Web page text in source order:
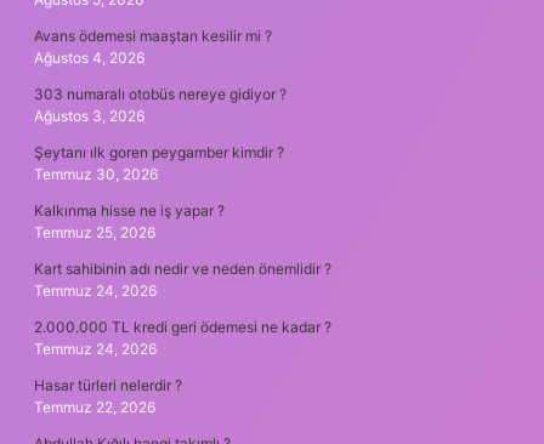
Avans ödemesi maaştan kesilir mi ?
Ağustos 4, 2026
303 numaralı otobüs nereye gidiyor ?
Ağustos 3, 2026
Şeytanı ılk goren peygamber kimdir ?
Temmuz 30, 2026
Kalkınma hisse ne iş yapar ?
Temmuz 25, 2026
Kart sahibinin adı nedir ve neden önemlidir ?
Temmuz 24, 2026
2.000.000 TL kredi geri ödemesi ne kadar ?
Temmuz 24, 2026
Hasar türleri nelerdir ?
Temmuz 22, 2026